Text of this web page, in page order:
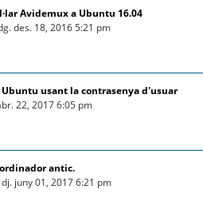
Avidemux a Ubuntu 16.04
des. 18, 2016 5:21 pm
usant la contrasenya d'usuar
22, 2017 6:05 pm
antic.
juny 01, 2017 6:21 pm